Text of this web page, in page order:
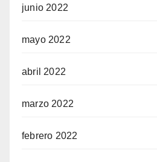
junio 2022
mayo 2022
abril 2022
marzo 2022
febrero 2022